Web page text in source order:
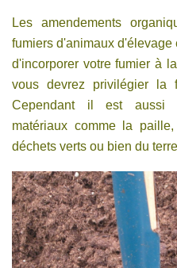
Les amendements
fumiers d'animaux d'élevage
d'incorporer votre fumier à
vous devrez privilégier la
Cependant il est aussi
matériaux comme la
déchets verts ou bien du